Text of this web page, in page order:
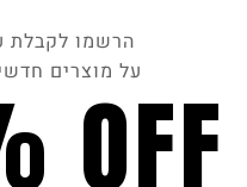
הרשמו לקבלת
על מוצרים
OFF